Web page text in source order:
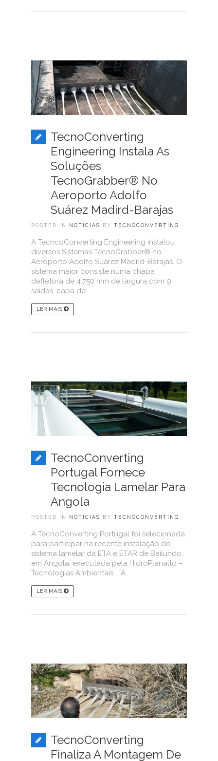
TecnoConverting
Engineering Instala As
Soluções
TecnoGrabber® No
Aeroporto Adolfo
Suárez Madird-Barajas
POSTED IN NOTICIAS BY TECNOCONVERTING
A TecncoConverting Engineering instalou
diversos Sistemas TecnoGrabber® no
Aeroporto Adolfo Suárez Madrid-Barajas. O
sistema maior consiste numa chapa
defletora de 4.750 mm de largura com 9
saídas, capa de...
LER MAIS
TecnoConverting
Portugal Fornece
Tecnologia Lamelar Para
Angola
POSTED IN NOTICIAS BY TECNOCONVERTING
A TecnoConverting Portugal foi selecionada
para participar na recente instalação do
sistema lamelar da ETA e ETAR de Bailundo,
em Angola, executada pela HidroPlanalto –
Tecnologias Ambientais. A...
LER MAIS
TecnoConverting
Finaliza A Montagem De